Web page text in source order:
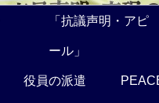
「抗議声明・アピ
ール」
役員の派遣